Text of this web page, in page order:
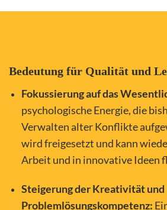
Bedeutung für Qualität und
Fokussierung auf das
psychologische Energie, die
Verwalten alter Konflikte
wird freigesetzt und kann
Arbeit und in innovative Ideen
Steigerung der Kreativität und
Problemlösungskompetenz: